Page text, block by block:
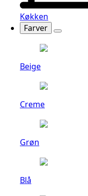
Køkken
Farver
Beige
Creme
Grøn
Blå